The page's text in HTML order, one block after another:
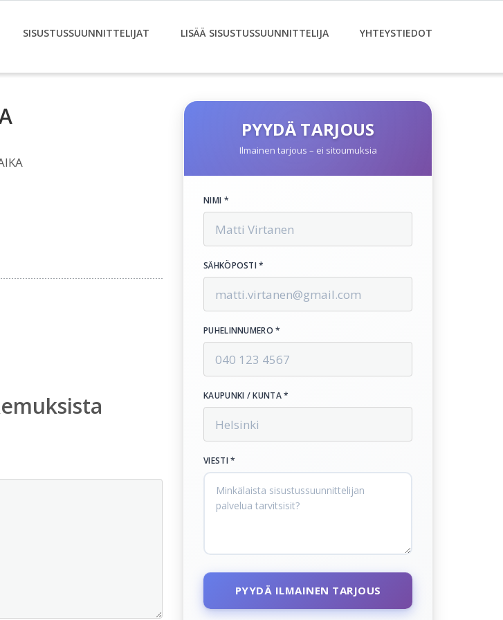
SISUSTUSSUUNNITTELIJAT LISÄÄ SISUSTUSSUUNNITTELIJA YHTEYSTIEDOT
PYYDÄ TARJOUS
Ilmainen tarjous – ei sitoumuksia
NIMI *
SÄHKÖPOSTI *
PUHELINNUMERO *
KAUPUNKI / KUNTA *
VIESTI *
PYYDÄ ILMAINEN TARJOUS